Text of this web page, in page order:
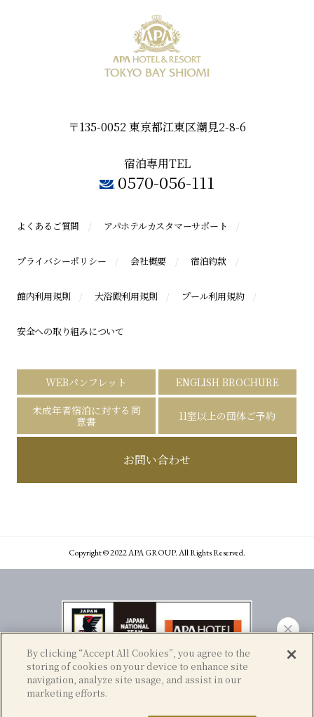
〒135-0052 東京都江東区潮見2-8-6
宿泊専用TEL
0570-056-111
よくあるご質問 アパホテルカスタマーサポート
プライバシーポリシー 会社概要 宿泊約款
館内利用規則 大浴殿利用規則 プール利用規約
安全への取り組みについて
WEBパンフレット
ENGLISH BROCHURE
未成年者宿泊に対する同
意書
11室以上の団体ご予約
お問い合わせ
Copyright © 2022 APA GROUP. All Rights Reserved.
By clicking “Accept All Cookies”, you agree to the
storing of cookies on your device to enhance site
navigation, analyze site usage, and assist in our
marketing efforts.